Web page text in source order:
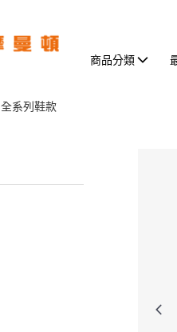
商品分類
全系列鞋款